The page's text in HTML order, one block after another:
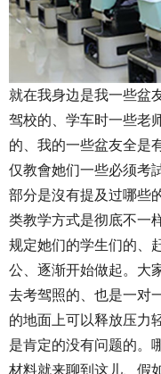
就在我身边是我一些盆
驾校的、学车时一些老
的、我的一些盆友全是
仅教會她们一些必须考
部分是沒有提及过哪些
类教学方式是彻底不一
规定她们的学生们的、
公、逐渐开始做起。大
去考驾照的、也是一对
的地面上可以释放压力
是肯定的没有问题的。
材料就来聊到这儿、假